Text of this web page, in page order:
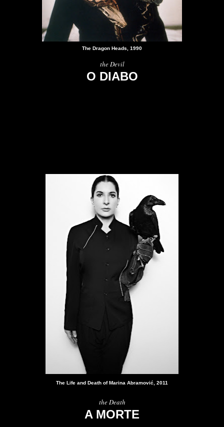
The Dragon Heads, 1990
the Devil
O DIABO
The Life and Death of Marina Abramović, 2011
the Death
A MORTE